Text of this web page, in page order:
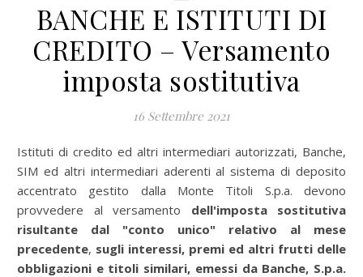
BANCHE E ISTITUTI DI
CREDITO – Versamento
imposta sostitutiva
16 Settembre 2021
Istituti di credito ed altri intermediari autorizzati, Banche,
SIM ed altri intermediari aderenti al sistema di deposito
accentrato gestito dalla Monte Titoli S.p.a. devono
provvedere al versamento dell'imposta sostitutiva
risultante dal "conto unico" relativo al mese
precedente, sugli interessi, premi ed altri frutti delle
obbligazioni e titoli similari, emessi da Banche, S.p.a.